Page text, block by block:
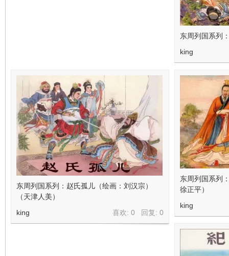
东周列国系列
king
东周列国系列：赵氏孤儿（绘画：刘汉宗）
（天津人美）
喜欢: 0 回复: 0
king
东周列国系列
徐正平）
king